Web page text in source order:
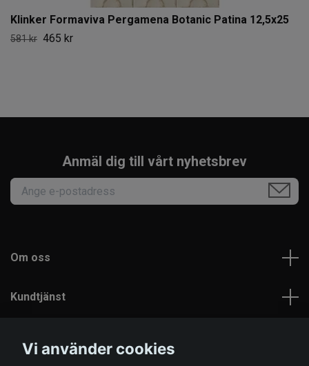
Klinker Formaviva Pergamena Botanic Patina 12,5x25
581 kr 465 kr
Anmäl dig till vårt nyhetsbrev
Om oss
Kundtjänst
Vi använder cookies